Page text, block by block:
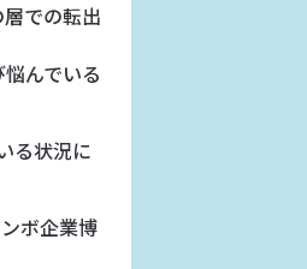
での転出
んでいる
る状況に
ボ企業博